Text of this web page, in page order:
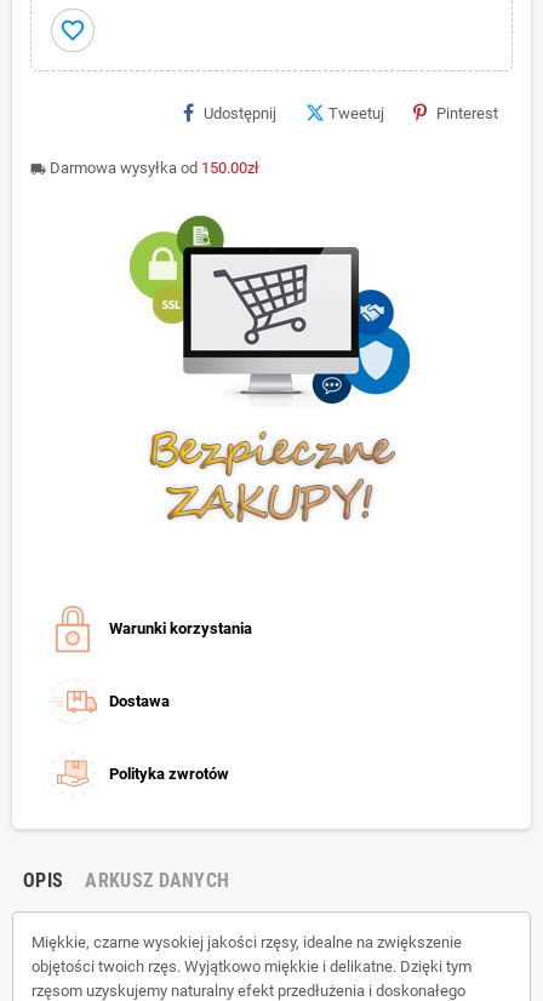
favorite_border
Udostępnij Tweetuj Pinterest
local_shipping Darmowa wysyłka od 150.00zł
Warunki korzystania
Dostawa
Polityka zwrotów
OPIS ARKUSZ DANYCH
Miękkie, czarne wysokiej jakości rzęsy, idealne na zwiększenie
objętości twoich rzęs. Wyjątkowo miękkie i delikatne. Dzięki tym
rzęsom uzyskujemy naturalny efekt przedłużenia i doskonałego